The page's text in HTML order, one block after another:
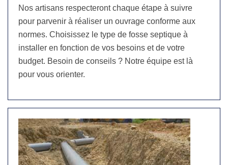
Nos artisans respecteront chaque étape à suivre
pour parvenir à réaliser un ouvrage conforme aux
normes. Choisissez le type de fosse septique à
installer en fonction de vos besoins et de votre
budget. Besoin de conseils ? Notre équipe est là
pour vous orienter.